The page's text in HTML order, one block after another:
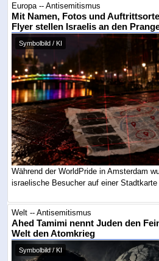
Europa -- Antisemitismus
Mit Namen, Fotos und
Flyer stellen Israelis an den
Symbolbild / KI
Während der WorldPride in Amsterdam
israelische Besucher auf einer Stadtkarte
Welt -- Antisemitismus
Ahed Tamimi nennt Juden den
Welt den Atomkrieg
Symbolbild / KI